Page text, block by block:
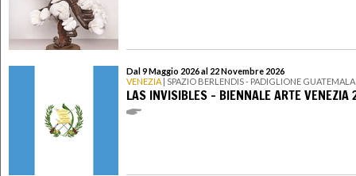
Dal 9 Maggio 2026 al 22 Novembre 2026
VENEZIA | SPAZIO BERLENDIS - PADIGLIONE GUATEMALA
LAS INVISIBLES - BIENNALE ARTE VENEZIA